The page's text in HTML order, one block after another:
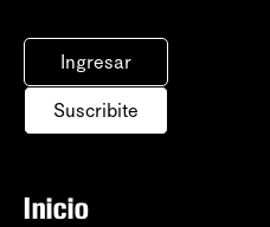
Ingresar
Suscribite
Inicio